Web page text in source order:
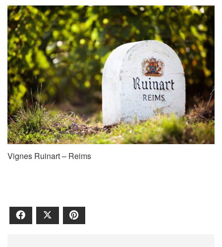
Vignes Ruinart – Reims
Facebook